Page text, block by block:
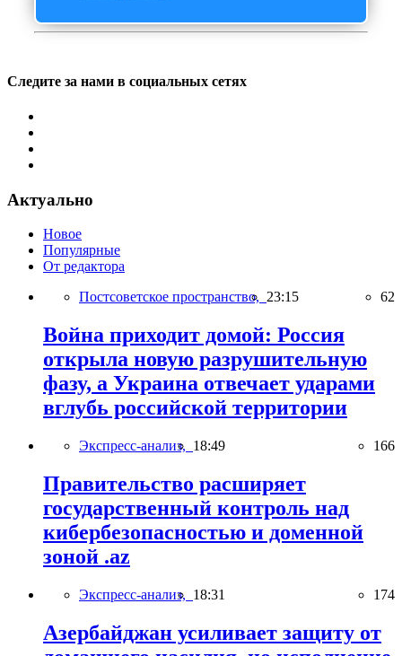
Следите за нами в социальных сетях
Актуально
Новое
Популярные
От редактора
Постсоветское пространство, 23:15 62
Война приходит домой: Россия
открыла новую разрушительную
фазу, а Украина отвечает ударами
вглубь российской территории
Экспресс-анализ, 18:49 166
Правительство расширяет
государственный контроль над
кибербезопасностью и доменной
зоной .az
Экспресс-анализ, 18:31 174
Азербайджан усиливает защиту от